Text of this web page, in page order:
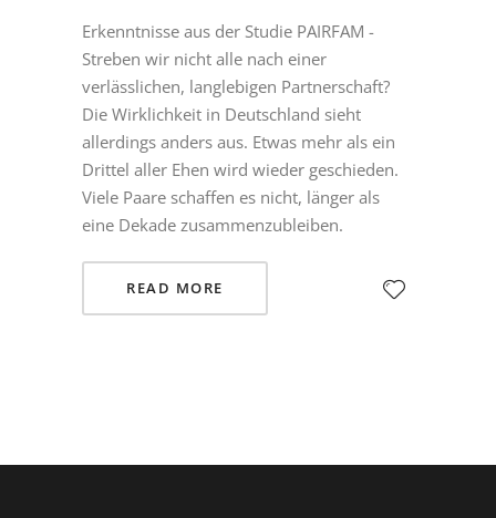
Erkenntnisse aus der Studie PAIRFAM -
Streben wir nicht alle nach einer
verlässlichen, langlebigen Partnerschaft?
Die Wirklichkeit in Deutschland sieht
allerdings anders aus. Etwas mehr als ein
Drittel aller Ehen wird wieder geschieden.
Viele Paare schaffen es nicht, länger als
eine Dekade zusammenzubleiben.
READ MORE